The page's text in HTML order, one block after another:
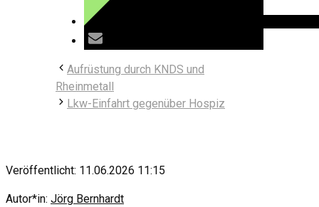
Aufrüstung durch KNDS und
Rheinmetall
Lkw-Einfahrt gegenüber Hospiz
Veröffentlicht: 11.06.2026 11:15
Autor*in: Jörg Bernhardt